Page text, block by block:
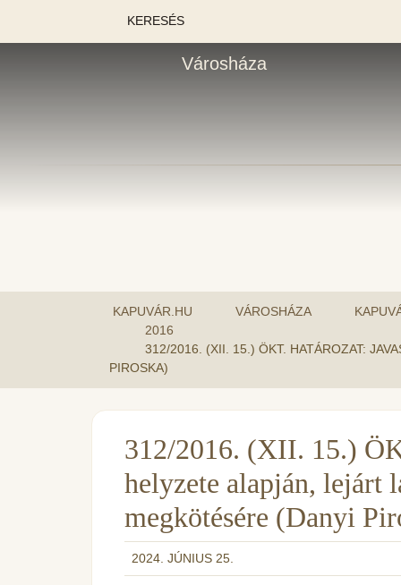
KERESÉS
Városháza
KAPUVÁR.HU VÁROSHÁZA
2016
312/2016. (XII. 15.) ÖKT. HATÁROZAT:
PIROSKA)
312/2016. (XII. 15.)
helyzete alapján, lejárt
megkötésére (Danyi
2024. JÚNIUS 25.